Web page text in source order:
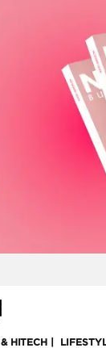
HITECH